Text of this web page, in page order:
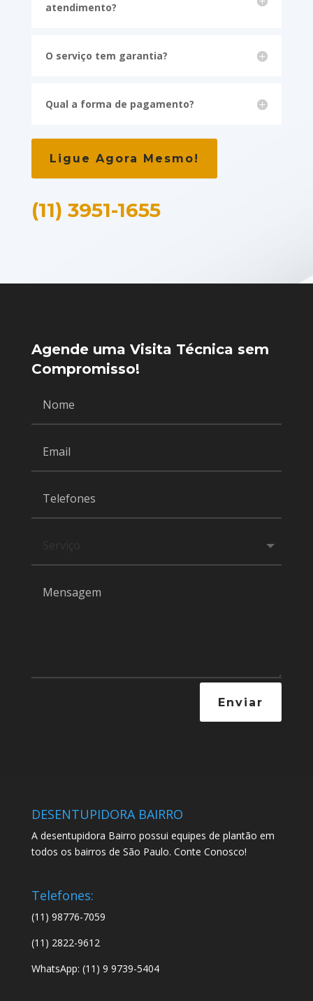
atendimento?
O serviço tem garantia?
Qual a forma de pagamento?
Ligue Agora Mesmo!
(11) 3951-1655
Agende uma Visita Técnica sem
Compromisso!
Enviar
DESENTUPIDORA BAIRRO
A desentupidora Bairro possui equipes de plantão em
todos os bairros de São Paulo. Conte Conosco!
Telefones:
(11) 98776-7059
(11) 2822-9612
WhatsApp: (11) 9 9739-5404